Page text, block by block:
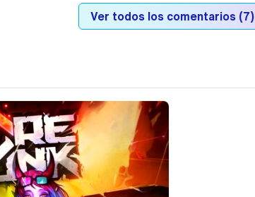
Ver todos los comentarios (7)